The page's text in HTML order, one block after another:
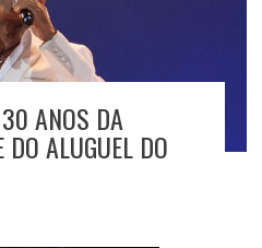
ANOS DA
ALUGUEL DO